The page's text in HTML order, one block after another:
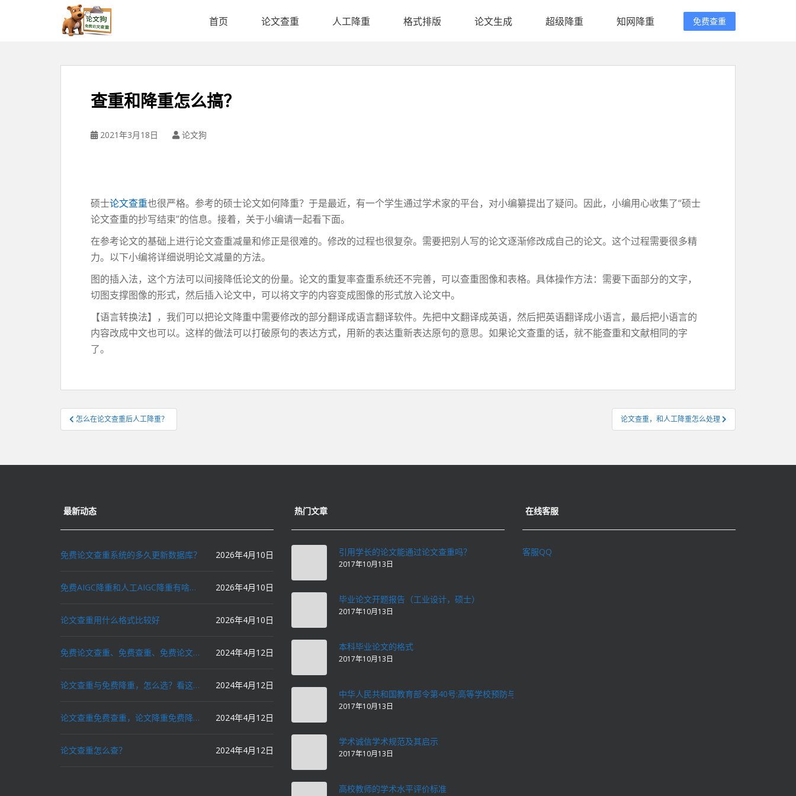
首页 论文查重 人工降重 格式排版 论文生成 超级降重 知网降重 免费查重
查重和降重怎么搞？
2021年3月18日 论文狗
硕士论文查重也很严格。参考的硕士论文如何降重？于是最近，有一个学生通过学术家的平台，对小编纂提出了疑问。因此，小编用心收集了“硕士
论文查重的抄写结束”的信息。接着，关于小编请一起看下面。
在参考论文的基础上进行论文查重减量和修正是很难的。修改的过程也很复杂。需要把别人写的论文逐渐修改成自己的论文。这个过程需要很多精
力。以下小编将详细说明论文减量的方法。
图的插入法，这个方法可以间接降低论文的份量。论文的重复率查重系统还不完善，可以查重图像和表格。具体操作方法：需要下面部分的文字，
切图支撑图像的形式，然后插入论文中，可以将文字的内容变成图像的形式放入论文中。
【语言转换法】，我们可以把论文降重中需要修改的部分翻译成语言翻译软件。先把中文翻译成英语，然后把英语翻译成小语言，最后把小语言的
内容改成中文也可以。这样的做法可以打破原句的表达方式，用新的表达重新表达原句的意思。如果论文查重的话，就不能查重和文献相同的字
了。
文
章
航
怎么在论文查重后人工降重？ 论文查重，和人工降重怎么处理
最新动态
免费论文查重系统的多久更新数据库？ 2026年4月10日
免费AIGC降重和人工AIGC降重有啥区别？ 2026年4月10日
论文查重用什么格式比较好 2026年4月10日
免费论文查重、免费查重、免费论文降重、免费降重、智能降重、一键降重、降低AIGC写作率、AI写论文，这些名词你了解吗？ 2024年4月12日
论文查重与免费降重，怎么选？看这里就对了！ 2024年4月12日
论文查重免费查重，论文降重免费降重，机器降重，人工降重，降低AIGC写作率，ai写论文，都要选论文狗和paperdog以及文思慧达！ 2024年4月12日
论文查重怎么查？ 2024年4月12日
热门文章
引用学长的论文能通过论文查重吗？
2017年10月13日
毕业论文开题报告（工业设计，硕士）
2017年10月13日
本科毕业论文的格式
2017年10月13日
中华人民共和国教育部令第40号:高等学校预防与处理学术不端行为办法
2017年10月13日
学术诚信学术规范及其启示
2017年10月13日
高校教师的学术水平评价标准
在线客服
客服QQ